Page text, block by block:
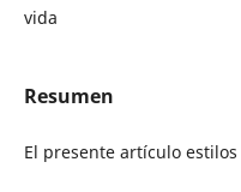
vida
Resumen
El presente artículo